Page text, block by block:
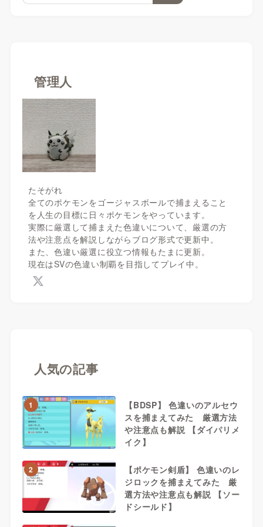
管理人
たそがれ
全てのポケモンをゴージャスボールで捕まえること
を人生の目標に日々ポケモンをやっています。
実際に厳選して捕まえた色違いについて、厳選の方
法や注意点を解説しながらブログ形式で更新中。
また、色違い厳選に役立つ情報もたまに更新。
現在はSVの色違い制覇を目指してプレイ中。
人気の記事
1
【BDSP】 色違いのアルセウ
スを捕まえてみた 厳選方法
や注意点も解説 【ダイパリメ
イク】
2
【ポケモン剣盾】 色違いのレ
ジロックを捕まえてみた 厳
選方法や注意点も解説 【ソー
ドシールド】